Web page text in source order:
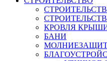
КРОВЛЯ
БАНИ